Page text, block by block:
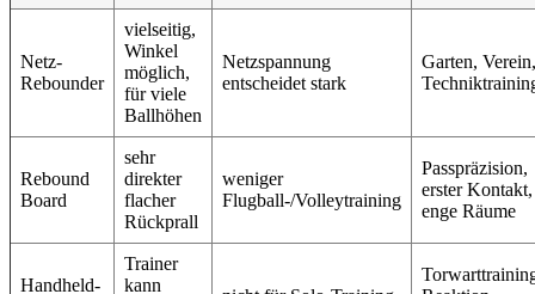
Netz-
Rebounder
vielseitig,
Winkel
möglich,
für viele
Ballhöhen
Netzspannung
entscheidet stark
Garten, Verein,
Rebound
Board
sehr
direkter
flacher
Rückprall
weniger
Flugball-/Volleytraining
Passpräzision,
erster Kontakt,
enge Räume
Handheld-
Trainer
kann